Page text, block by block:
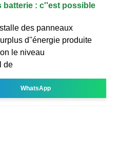
batterie : c''est possible
des panneaux
d''énergie produite
le niveau
de
WhatsApp